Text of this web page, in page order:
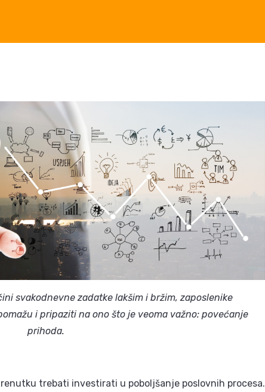
svakodnevne zadatke lakšim i bržim, zaposlenike
i pripaziti na ono što je veoma važno: povećanje
prihoda.
trebati investirati u poboljšanje poslovnih procesa.